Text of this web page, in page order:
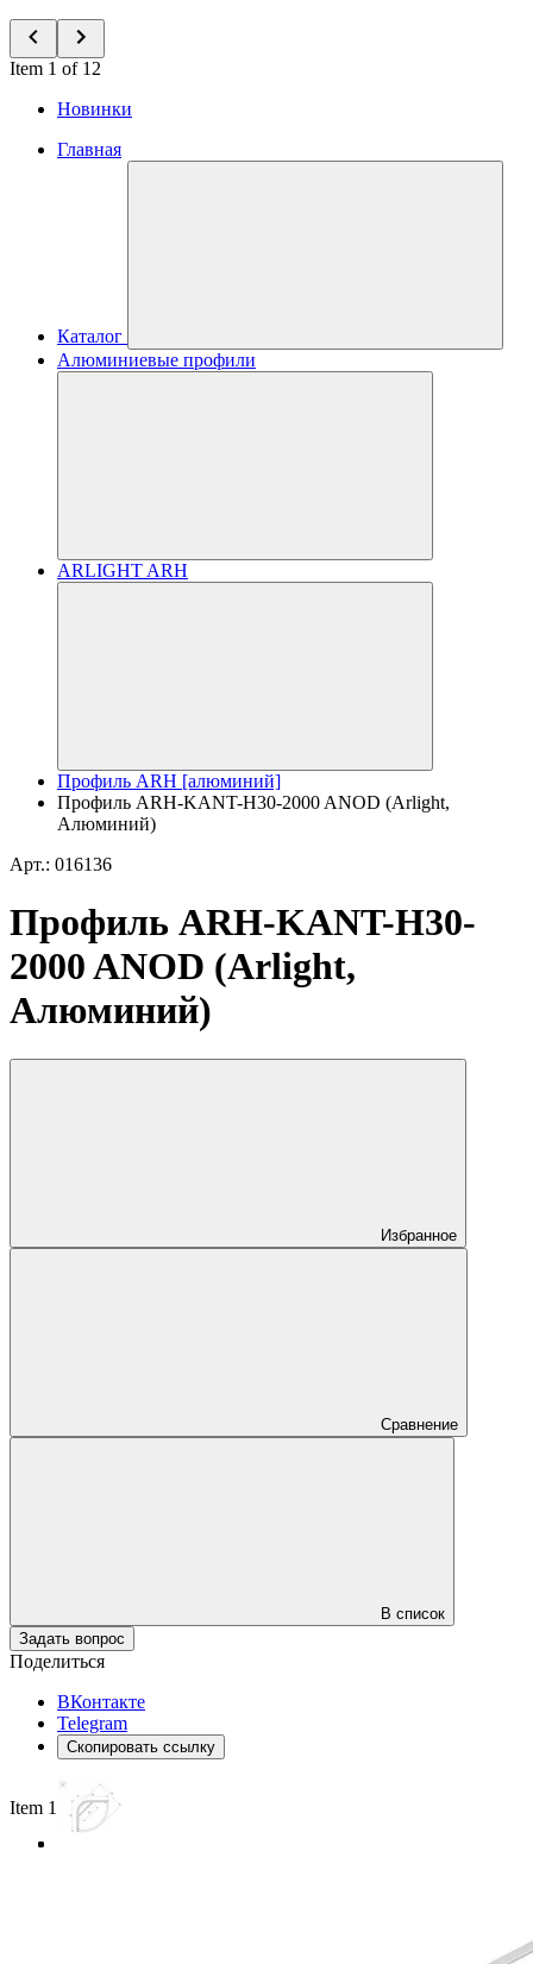
Item 1 of 12
Новинки
Главная
Каталог
Алюминиевые профили
ARLIGHT ARH
Профиль ARH [алюминий]
Профиль ARH-KANT-H30-2000 ANOD (Arlight,
Алюминий)
Арт.: 016136
Профиль ARH-KANT-H30-
2000 ANOD (Arlight,
Алюминий)
Избранное
Сравнение
В список
Задать вопрос
Поделиться
ВКонтакте
Telegram
Скопировать ссылку
Item 1 of 3